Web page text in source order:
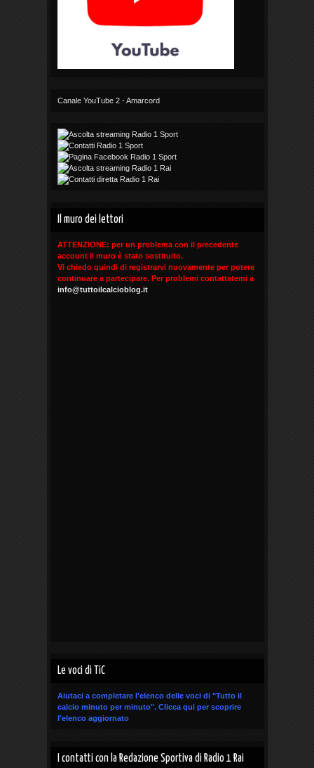
Canale YouTube 2 - Amarcord
Il muro dei lettori
ATTENZIONE: per un problema con il precedente
account il muro è stato sostituito.
Vi chiedo quindi di registrarvi nuovamente per potere
continuare a partecipare. Per problemi contattatemi a
info@tuttoilcalcioblog.it
Le voci di TiC
Aiutaci a completare l'elenco delle voci di "Tutto il
calcio minuto per minuto". Clicca quiper scoprire
l'elenco aggiornato
I contatti con la Redazione Sportiva di Radio 1 Rai